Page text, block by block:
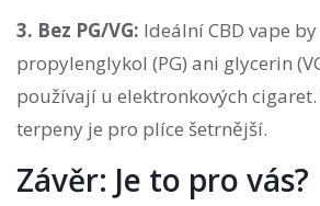
3. Bez PG/VG: Ideální CBD vape
propylenglykol (PG) ani glycerin
používají u elektronkových cigaret.
terpeny je pro plíce šetrnější.
Závěr: Je to pro vás?